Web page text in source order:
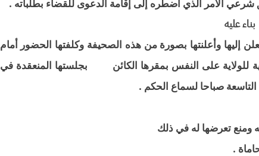
الأمر الذي اضطره إلى إقامة الدعوى للقضاء بطلباته .
بناء عليه
إليها وأعلنتها بصورة من هذه الصحيفة وكلفتها الحضور أمام
للولاية على النفس بمقرها الكائن بجلستها المنعقدة في
صباحا لسماع الحكم .
ومنع تعرضها له في ذلك
.